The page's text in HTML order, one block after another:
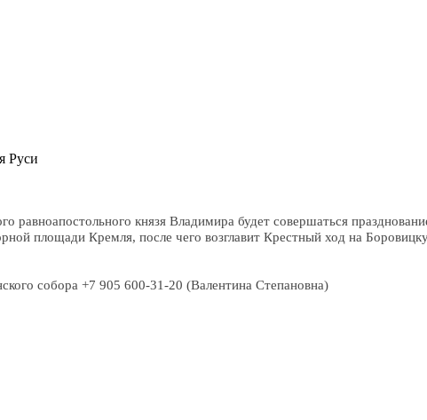
Руси
равноапостольного князя Владимира будет совершаться
площади Кремля, после чего возглавит Крестный ход на
собора +7 905 600-31-20 (Валентина Степановна)